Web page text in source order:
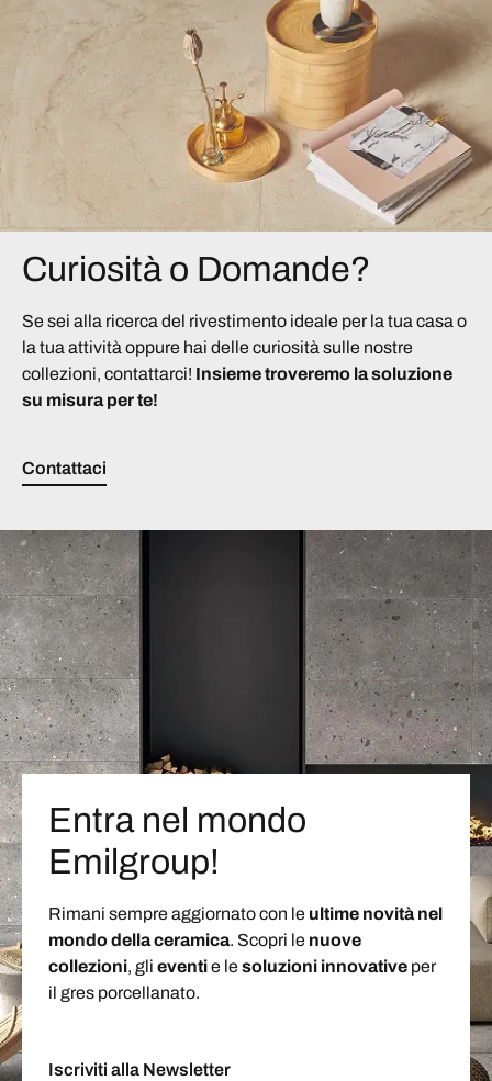
Curiosità o Domande?
Se sei alla ricerca del rivestimento ideale per la tua casa o
la tua attività oppure hai delle curiosità sulle nostre
collezioni, contattarci! Insieme troveremo la soluzione
su misura per te!
Contattaci
Entra nel mondo
Emilgroup!
Rimani sempre aggiornato con le ultime novità nel
mondo della ceramica. Scopri le nuove
collezioni, gli eventie lesoluzioni innovative per
il gres porcellanato.
Iscriviti alla Newsletter